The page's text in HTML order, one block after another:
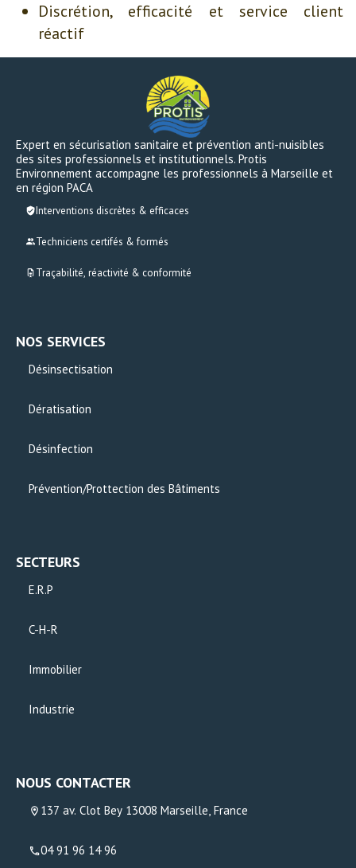
Discrétion, efficacité et service client
réactif
Expert en sécurisation sanitaire et prévention anti-nuisibles
des sites professionnels et institutionnels. Protis
Environnement accompagne les professionnels à Marseille et
en région PACA
Interventions discrètes & efficaces
Techniciens certifés & formés
Traçabilité, réactivité & conformité
NOS SERVICES
Désinsectisation
Dératisation
Désinfection
Prévention/Prottection des Bâtiments
SECTEURS
E.R.P
C-H-R
Immobilier
Industrie
NOUS CONTACTER
137 av. Clot Bey 13008 Marseille, France
04 91 96 14 96